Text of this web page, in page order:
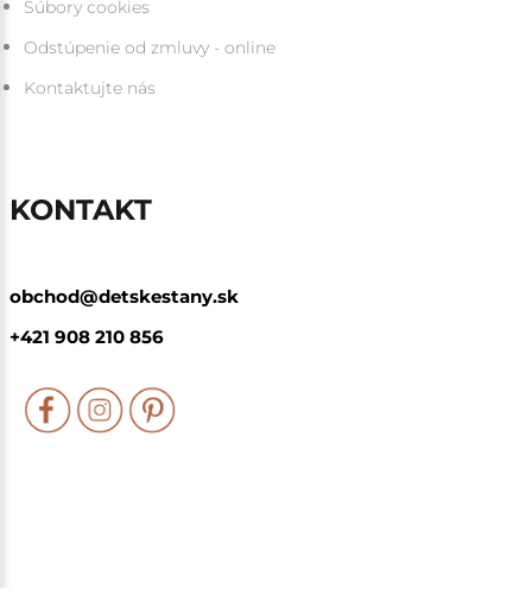
Súbory cookies
Odstúpenie od zmluvy - online
Kontaktujte nás
KONTAKT
obchod@detskestany.sk
+421 908 210 856